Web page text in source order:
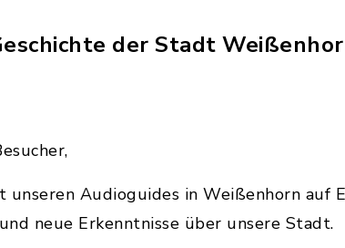
der Stadt
unseren Audioguides in Weißenhorn auf
neue Erkenntnisse über unsere Stadt.